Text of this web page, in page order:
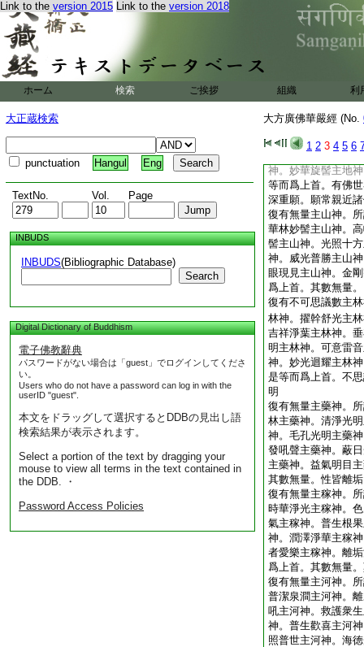
Link to the version 2015 Link to the version 2018
ホーム 検索 ご挨拶 組織 利
大正蔵検索
punctuation Hangul Eng
TextNo. Vol. Page
INBUDS
INBUDS(Bibliographic Database)
Search
Digital Dictionary of Buddhism
電子佛教辭典
パスワードがない場合は「guest」でログインしてくださ
い。
Users who do not have a password can log in with the
userID "guest".
本文をドラッグして選択するとDDBの見出し語
検索結果が表示されます。
Select a portion of the text by dragging your
mouse to view all terms in the text contained in
the DDB. ・
Password Access Policies
大方廣佛華嚴經 (No.
1 2 3 4 5 6
復有佛世界微塵數
主城神。妙嚴宮殿
離憂清淨主城神。
現主城神。盛福光
等而爲上首。有佛
思議劫。嚴淨如來
復有佛世界微塵數
主地神。堅福莊嚴
普散衆寶主地神。
神。妙華旋髻主地
等而爲上首。有佛
深重願。願常親近
復有無量主山神。
華林妙髻主山神。
髻主山神。光照十
神。威光普勝主山
眼現見主山神。金
爲上首。其數無量
復有不可思議數主
林神。擢幹舒光主
吉祥淨葉主林神。
明主林神。可意雷
神。妙光迴耀主林
是等而爲上首。不
明
復有無量主藥神。
林主藥神。清淨光
神。毛孔光明主藥
發吼聲主藥神。蔽
主藥神。益氣明目
其數無量。性皆離
復有無量主稼神。
時華淨光主稼神。
氣主稼神。普生根
神。潤澤淨華主稼
者愛樂主稼神。離
爲上首。其數無量
復有無量主河神。
普潔泉澗主河神。
吼主河神。救護衆
神。普生歡喜主河
照普世主河神。海